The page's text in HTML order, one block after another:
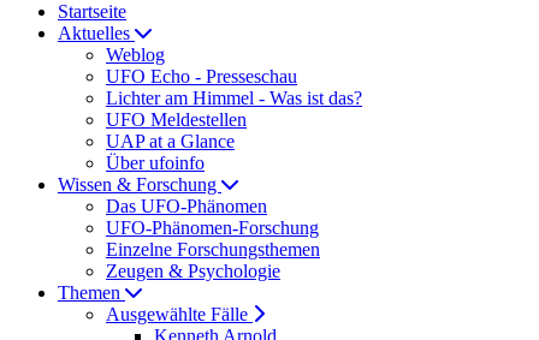
Startseite
Aktuelles
Weblog
UFO Echo - Presseschau
Lichter am Himmel - Was ist das?
UFO Meldestellen
UAP at a Glance
Über ufoinfo
Wissen & Forschung
Das UFO-Phänomen
UFO-Phänomen-Forschung
Einzelne Forschungsthemen
Zeugen & Psychologie
Themen
Ausgewählte Fälle
Kenneth Arnold